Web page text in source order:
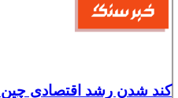
کند شدن رشد اقتصادی چین